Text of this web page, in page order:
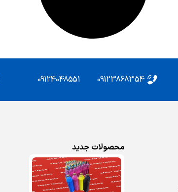
09123868354
09124048551
محصولات جدید